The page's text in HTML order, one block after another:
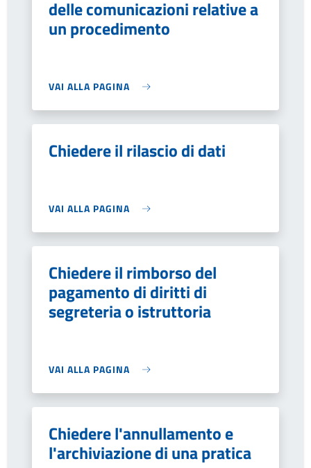
delle comunicazioni relative a
un procedimento
VAI ALLA PAGINA
Chiedere il rilascio di dati
VAI ALLA PAGINA
Chiedere il rimborso del
pagamento di diritti di
segreteria o istruttoria
VAI ALLA PAGINA
Chiedere l'annullamento e
l'archiviazione di una pratica